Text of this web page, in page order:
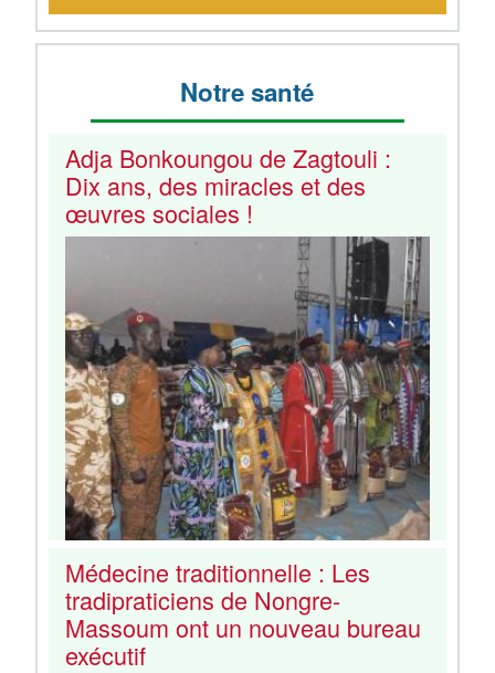
Notre santé
Adja Bonkoungou de Zagtouli :
Dix ans, des miracles et des
œuvres sociales !
Médecine traditionnelle : Les
tradipraticiens de Nongre-
Massoum ont un nouveau bureau
exécutif